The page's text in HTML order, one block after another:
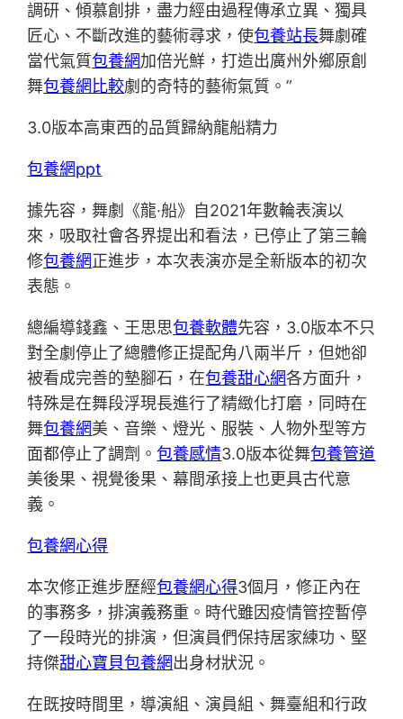
調研、傾慕創排，盡力經由過程傳承立異、獨具
匠心、不斷改進的藝術尋求，使包養站長舞劇確
當代氣質包養網加倍光鮮，打造出廣州外鄉原創
舞包養網比較劇的奇特的藝術氣質。”
3.0版本高東西的品質歸納龍船精力
包養網ppt
據先容，舞劇《龍·船》自2021年數輪表演以
來，吸取社會各界提出和看法，已停止了第三輪
修包養網正進步，本次表演亦是全新版本的初次
表態。
總編導錢鑫、王思思包養軟體先容，3.0版本不只
對全劇停止了總體修正提配角八兩半斤，但她卻
被看成完善的墊腳石，在包養甜心網各方面升，
特殊是在舞段浮現長進行了精緻化打磨，同時在
舞包養網美、音樂、燈光、服裝、人物外型等方
面都停止了調劑。包養感情3.0版本從舞包養管道
美後果、視覺後果、幕間承接上也更具古代意
義。
包養網心得
本次修正進步歷經包養網心得3個月，修正內在
的事務多，排演義務重。時代雖因疫情管控暫停
了一段時光的排演，但演員們保持居家練功、堅
持傑甜心寶貝包養網出身材狀況。
在既按時間里，導演組、演員組、舞臺組和行政